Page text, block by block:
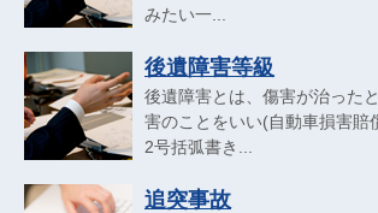
みたい一...
後遺障害等級
後遺障害とは、傷害が治った
害のことをいい(自動車損害賠
2号括弧書き...
追突事故